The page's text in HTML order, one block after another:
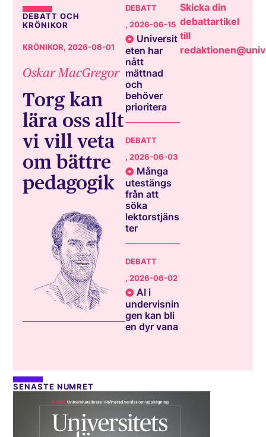
DEBATT OCH
KRÖNIKOR
KRÖNIKOR, 2026-06-01
Oskar MacGregor
Torg kan
lära oss allt
vi vill veta
om bättre
pedagogik
DEBATT
, 2026-06-15
Universit
eten har
nått
mättnad
och
behöver
prioritera
DEBATT
, 2026-06-03
Många
utestängs
från att
söka
lektorstjäns
ter
DEBATT
, 2026-06-02
AI i
undervisnin
gen kan bli
en dyr vana
Skicka din
debattartikel
till
SENASTE NUMRET